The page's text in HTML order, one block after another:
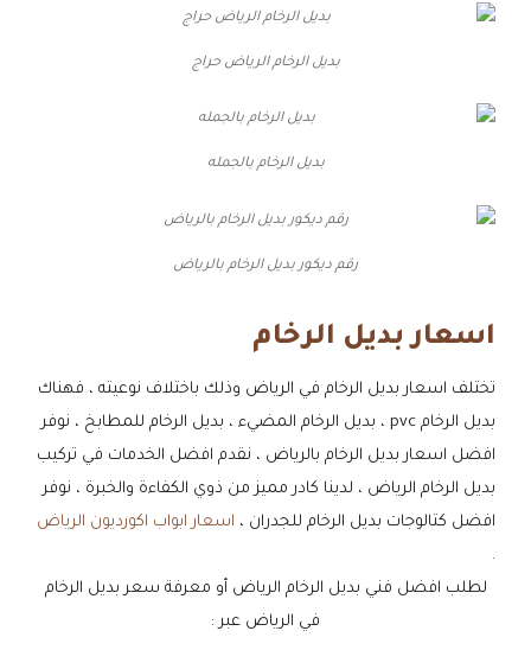
بديل الرخام الرياض حراج
بديل الرخام بالجمله
رقم ديكور بديل الرخام بالرياض
اسعار بديل الرخام
تختلف اسعار بديل الرخام في الرياض وذلك باختلاف نوعيته ، فهناك
بديل الرخام pvc ، بديل الرخام المضيء ، بديل الرخام للمطابخ ، نوفر
افضل اسعار بديل الرخام بالرياض ، نقدم افضل الخدمات في تركيب
بديل الرخام الرياض ، لدينا كادر مميز من ذوي الكفاءة والخبرة ، نوفر
افضل كتالوجات بديل الرخام للجدران ، اسعار ابواب اكورديون الرياض
.
لطلب افضل فني بديل الرخام الرياض أو معرفة سعر بديل الرخام
في الرياض عبر :